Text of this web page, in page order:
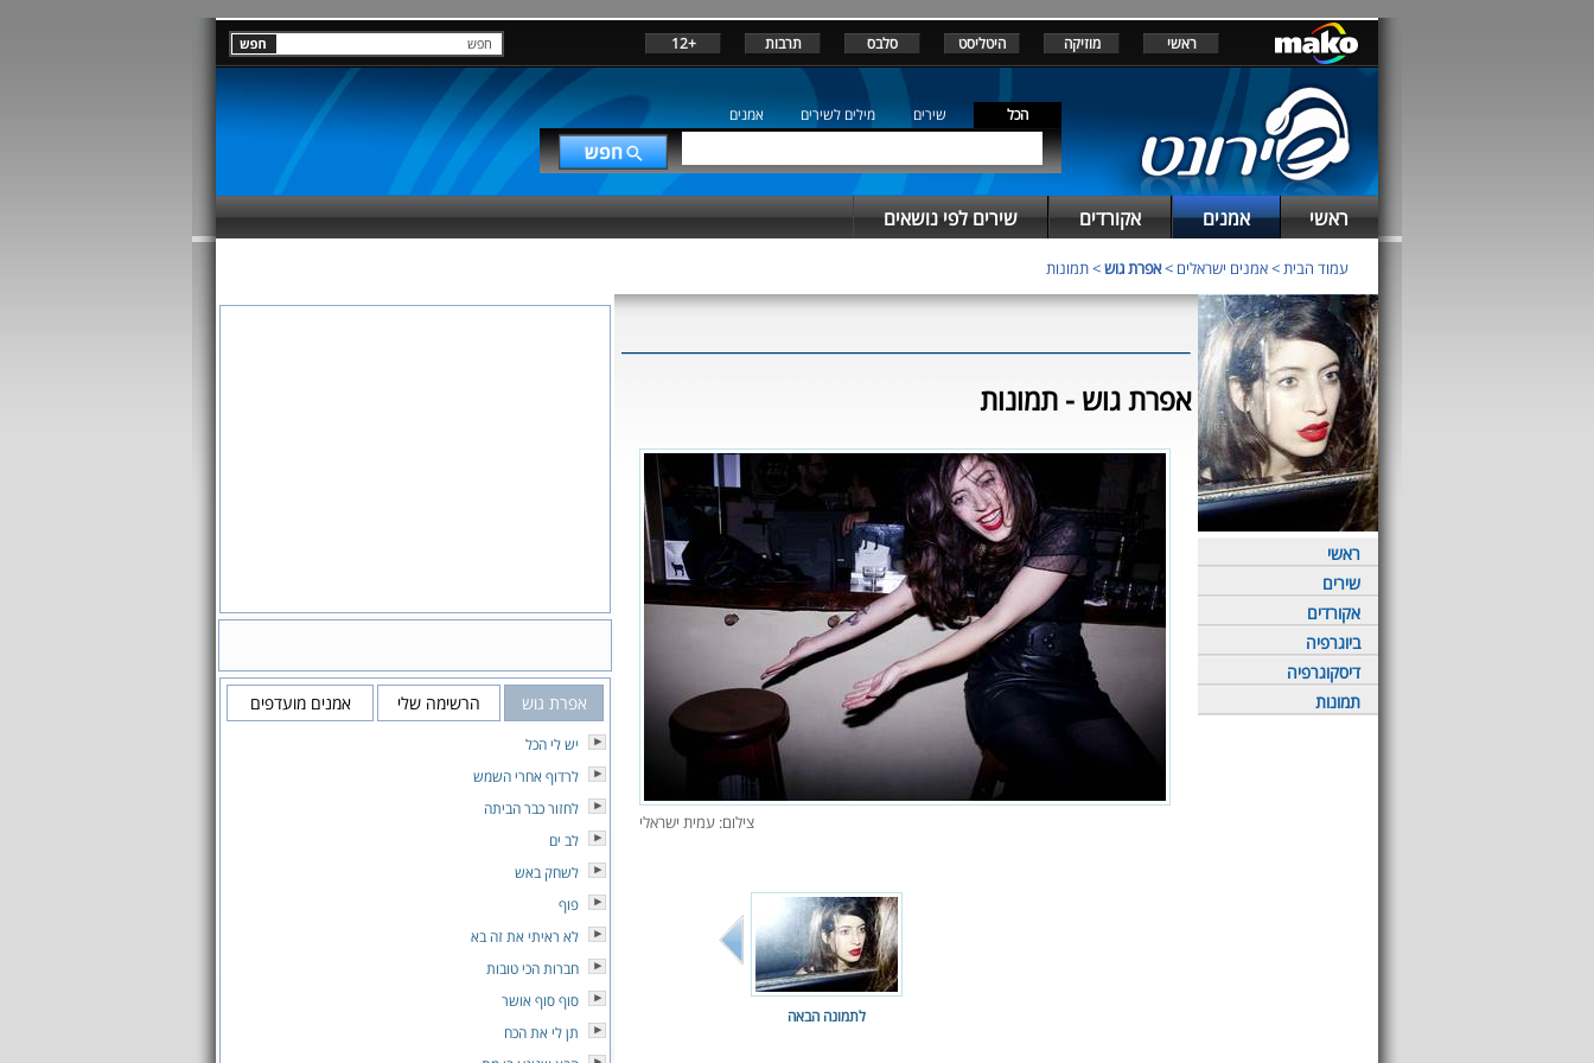
ראשי מוזיקה היטליסט סלבס תרבות +12
הכל שירים מילים לשירים אמנים
ראשי אמנים אקורדים שירים לפי נושאים
עמוד הבית>אמנים ישראלים >אפרת גוש> תמונות
ראשי
שירים
אקורדים
ביוגרפיה
דיסקוגרפיה
תמונות
אפרת גוש - תמונות
צילום: עמית ישראלי
לתמונה הבאה
אפרת גוש הרשימה שלי אמנים מועדפים
יש לי הכל
לרדוף אחרי השמש
לחזור כבר הביתה
לב ים
לשחק באש
פוף
לא ראיתי את זה בא
חברות הכי טובות
סוף סוף אושר
תן לי את הכח